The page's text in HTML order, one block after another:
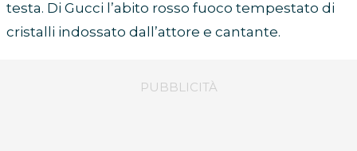
testa. Di Gucci l’abito rosso fuoco tempestato di
cristalli indossato dall’attore e cantante.